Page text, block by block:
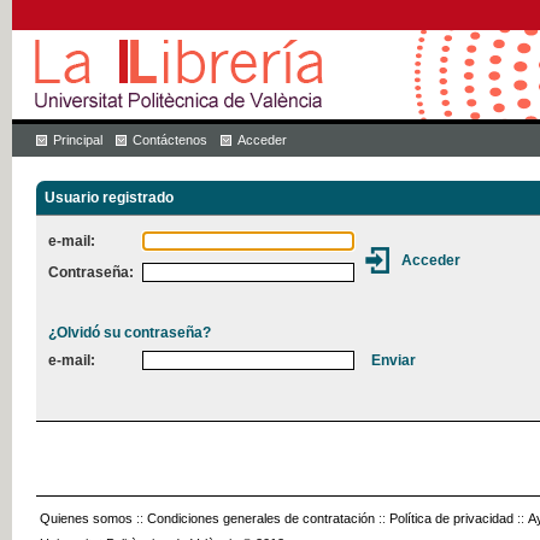
Principal Contáctenos Acceder
Usuario registrado
e-mail:
Contraseña:
¿Olvidó su contraseña?
e-mail:
Quienes somos :: Condiciones generales de contratación :: Política de privacidad ::